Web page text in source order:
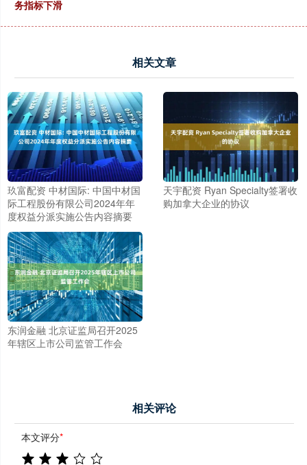
务指标下滑
相关文章
玖富配资 中材国际: 中国中材国
际工程股份有限公司2024年年
度权益分派实施公告内容摘要
天宇配资 Ryan Specialty签署收
购加拿大企业的协议
东润金融 北京证监局召开2025
年辖区上市公司监管工作会
相关评论
本文评分*